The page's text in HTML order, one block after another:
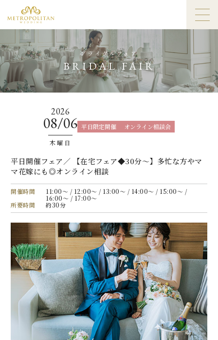
ブライダルフェア
BRIDAL FAIR
2026
08/06
木曜日
平日限定開催 オンライン相談会
平日開催フェア／ 【在宅フェア◆30分〜】多忙な方やマ
マ花嫁にも◎オンライン相談
開催時間
11:00〜 / 12:00〜 / 13:00〜 / 14:00〜 / 15:00〜 /
16:00〜 / 17:00〜
所要時間
約30分